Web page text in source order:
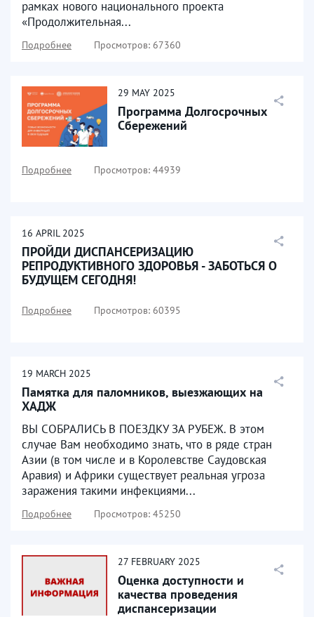
рамках нового национального проекта
«Продолжительная...
Подробнее Просмотров: 67360
29 MAY 2025
Программа Долгосрочных
Сбережений
Подробнее Просмотров: 44939
16 APRIL 2025
ПРОЙДИ ДИСПАНСЕРИЗАЦИЮ
РЕПРОДУКТИВНОГО ЗДОРОВЬЯ - ЗАБОТЬСЯ О
БУДУЩЕМ СЕГОДНЯ!
Подробнее Просмотров: 60395
19 MARCH 2025
Памятка для паломников, выезжающих на
ХАДЖ
ВЫ СОБРАЛИСЬ В ПОЕЗДКУ ЗА РУБЕЖ. В этом
случае Вам необходимо знать, что в ряде стран
Азии (в том числе и в Королевстве Саудовская
Аравия) и Африки существует реальная угроза
заражения такими инфекциями...
Подробнее Просмотров: 45250
27 FEBRUARY 2025
Оценка доступности и
качества проведения
диспансеризации